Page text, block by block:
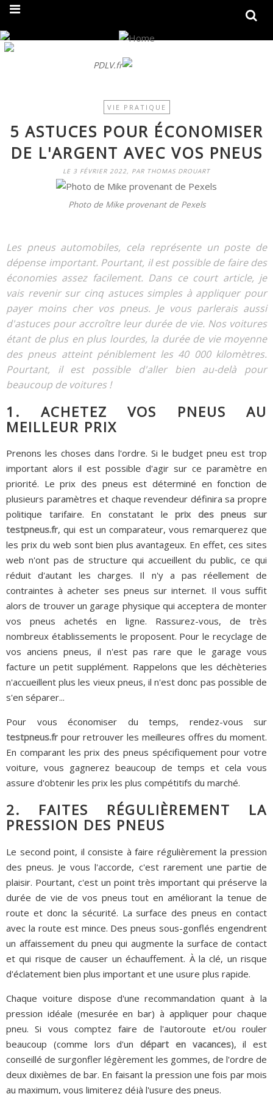
PDLV.fr
VIE PRATIQUE
5 ASTUCES POUR ÉCONOMISER
DE L'ARGENT AVEC VOS PNEUS
LE 3 FÉVRIER 2022, PAR THOMAS DROUART
Photo de Mike provenant de Pexels
Les pneus automobiles, cela représente un poste de
dépense important. Pourtant, il est possible de faire des
économies assez facilement. Dans ce court article, je
vais revenir sur cinq astuces simples à appliquer pour
payer moins cher vos pneus. Je vous parlerais aussi
d'astuces pour accroître leur durée de vie. Nos voitures
étant de plus en plus lourdes, la durée de vie moyenne
des pneus atteint péniblement les 40 000 kilomètres.
Pourtant, il est possible d'aller bien au-delà pour
beaucoup de voitures !
1. ACHETEZ VOS PNEUS AU
MEILLEUR PRIX
Prenons les choses dans l'ordre. Si le budget pneu est trop
important alors il est possible d'agir sur ce paramètre en
priorité. Le prix des pneus est déterminé en fonction de
plusieurs paramètres et chaque revendeur définira sa propre
politique tarifaire. En constatant leprix des pneus sur
testpneus.fr, qui est un comparateur, vous remarquerez que
les prix du web sont bien plus avantageux. En effet, ces sites
web n'ont pas de structure qui accueillent du public, ce qui
réduit d'autant les charges. Il n'y a pas réellement de
contraintes à acheter ses pneus sur internet. Il vous suffit
alors de trouver un garage physique qui acceptera de monter
vos pneus achetés en ligne. Rassurez-vous, de très
nombreux établissements le proposent. Pour le recyclage de
vos anciens pneus, il n'est pas rare que le garage vous
facture un petit supplément. Rappelons que les déchèteries
n'accueillent plus les vieux pneus, il n'est donc pas possible de
s'en séparer...
Pour vous économiser du temps, rendez-vous sur
testpneus.fr pour retrouver les meilleures offres du moment.
En comparant les prix des pneus spécifiquement pour votre
voiture, vous gagnerez beaucoup de temps et cela vous
assure d'obtenir les prix les plus compétitifs du marché.
2. FAITES RÉGULIÈREMENT LA
PRESSION DES PNEUS
Le second point, il consiste à faire régulièrement la pression
des pneus. Je vous l'accorde, c'est rarement une partie de
plaisir. Pourtant, c'est un point très important qui préserve la
durée de vie de vos pneus tout en améliorant la tenue de
route et donc la sécurité. La surface des pneus en contact
avec la route est mince. Des pneus sous-gonflés engendrent
un affaissement du pneu qui augmente la surface de contact
et qui risque de causer un échauffement. À la clé, un risque
d'éclatement bien plus important et une usure plus rapide.
Chaque voiture dispose d'une recommandation quant à la
pression idéale (mesurée en bar) à appliquer pour chaque
pneu. Si vous comptez faire de l'autoroute et/ou rouler
beaucoup (comme lors d'un départ en vacances), il est
conseillé de surgonfler légèrement les gommes, de l'ordre de
deux dixièmes de bar. En faisant la pression une fois par mois
au maximum, vous limiterez déjà l'usure des pneus.